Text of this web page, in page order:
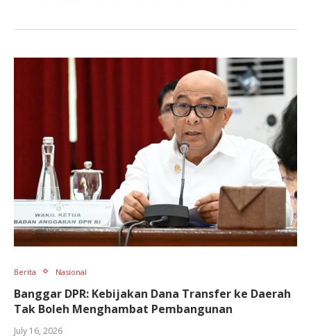
Berita Nasional
Banggar DPR: Kebijakan Dana Transfer ke Daerah
Tak Boleh Menghambat Pembangunan
July 16, 2026